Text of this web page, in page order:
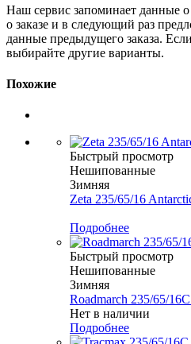
Наш сервис запоминает данные
о заказе и в следующий раз
данные предыдущего заказа.
выбирайте другие варианты.
Похожие
Быстрый просмотр
Нешипованные
Зимняя
Zeta 235/65/16
Подробнее
Быстрый просмотр
Нешипованные
Зимняя
Roadmarch 235/65/
Нет в наличии
Подробнее